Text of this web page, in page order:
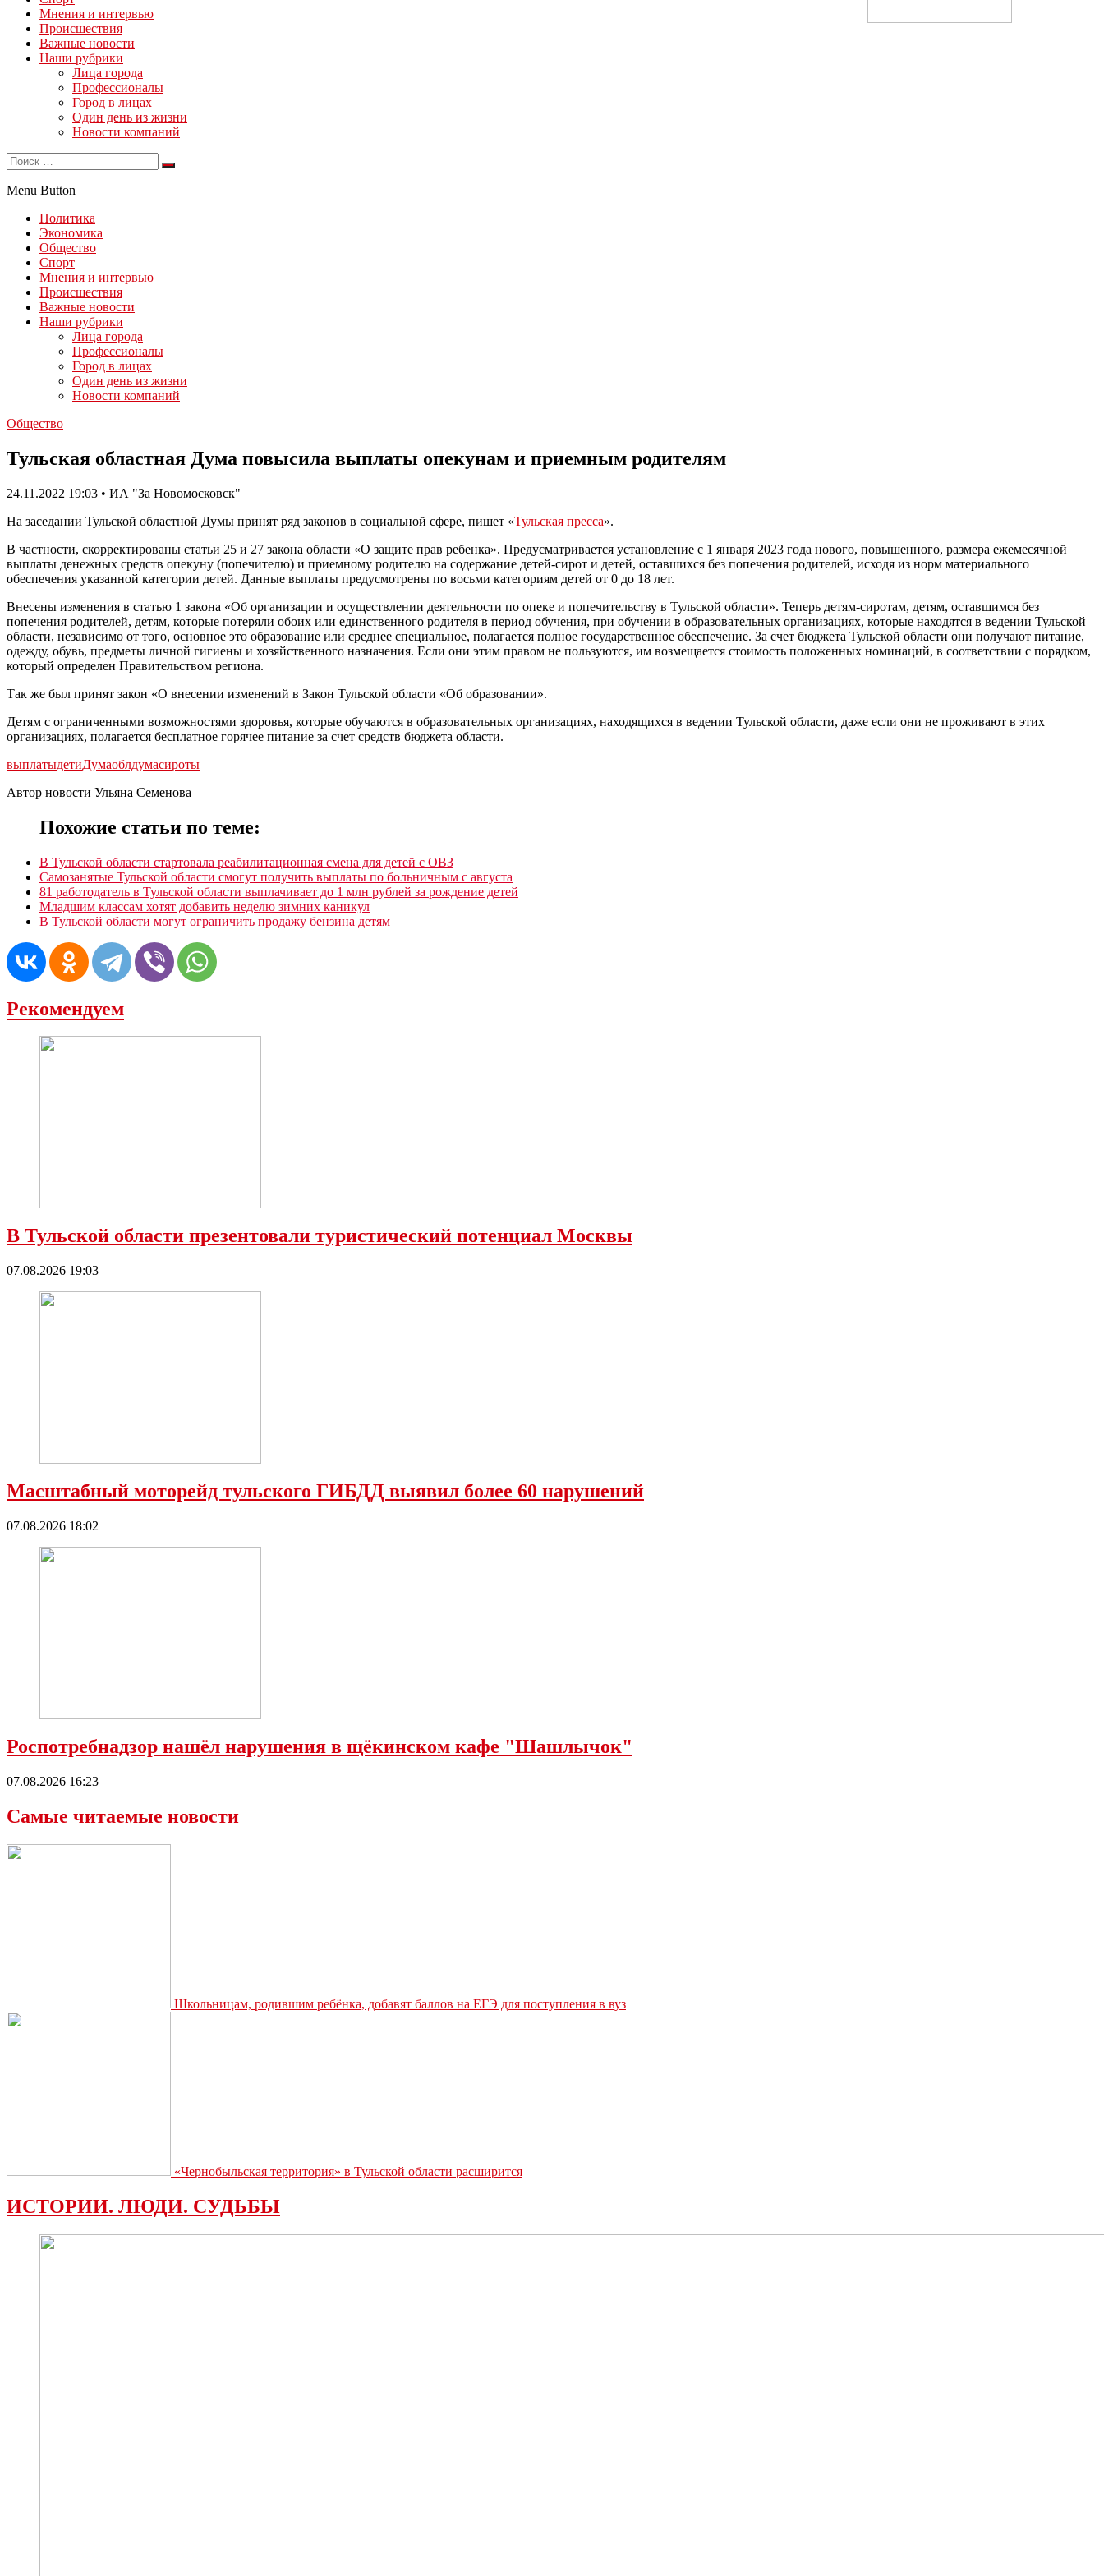
Мнения и интервью
Происшествия
Важные новости
Наши рубрики
Лица города
Профессионалы
Город в лицах
Один день из жизни
Новости компаний
Menu Button
Политика
Экономика
Общество
Спорт
Мнения и интервью
Происшествия
Важные новости
Наши рубрики
Лица города
Профессионалы
Город в лицах
Один день из жизни
Новости компаний
Общество
Тульская областная Дума повысила выплаты опекунам и приемным родителям
24.11.2022 19:03 • ИА "За Новомосковск"
На заседании Тульской областной Думы принят ряд законов в социальной сфере, пишет «Тульская пресса».
В частности, скорректированы статьи 25 и 27 закона области «О защите прав ребенка». Предусматривается установление с 1 января 2023 года нового, повышенного, размера ежемесячной
выплаты денежных средств опекуну (попечителю) и приемному родителю на содержание детей-сирот и детей, оставшихся без попечения родителей, исходя из норм материального
обеспечения указанной категории детей. Данные выплаты предусмотрены по восьми категориям детей от 0 до 18 лет.
Внесены изменения в статью 1 закона «Об организации и осуществлении деятельности по опеке и попечительству в Тульской области». Теперь детям-сиротам, детям, оставшимся без
попечения родителей, детям, которые потеряли обоих или единственного родителя в период обучения, при обучении в образовательных организациях, которые находятся в ведении Тульской
области, независимо от того, основное это образование или среднее специальное, полагается полное государственное обеспечение. За счет бюджета Тульской области они получают питание,
одежду, обувь, предметы личной гигиены и хозяйственного назначения. Если они этим правом не пользуются, им возмещается стоимость положенных номинаций, в соответствии с порядком,
который определен Правительством региона.
Так же был принят закон «О внесении изменений в Закон Тульской области «Об образовании».
Детям с ограниченными возможностями здоровья, которые обучаются в образовательных организациях, находящихся в ведении Тульской области, даже если они не проживают в этих
организациях, полагается бесплатное горячее питание за счет средств бюджета области.
выплатыдетиДумаоблдумасироты
Автор новости Ульяна Семенова
Похожие статьи по теме:
В Тульской области стартовала реабилитационная смена для детей с ОВЗ
Самозанятые Тульской области смогут получить выплаты по больничным с августа
81 работодатель в Тульской области выплачивает до 1 млн рублей за рождение детей
Младшим классам хотят добавить неделю зимних каникул
В Тульской области могут ограничить продажу бензина детям
Рекомендуем
В Тульской области презентовали туристический потенциал Москвы
07.08.2026 19:03
Масштабный моторейд тульского ГИБДД выявил более 60 нарушений
07.08.2026 18:02
Роспотребнадзор нашёл нарушения в щёкинском кафе "Шашлычок"
07.08.2026 16:23
Самые читаемые новости
Школьницам, родившим ребёнка, добавят баллов на ЕГЭ для поступления в вуз
«Чернобыльская территория» в Тульской области расширится
ИСТОРИИ. ЛЮДИ. СУДЬБЫ